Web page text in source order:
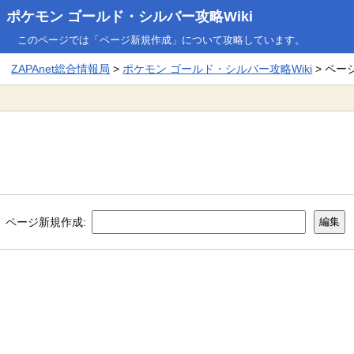
ポケモン ゴールド・シルバー攻略Wiki
このページでは「ページ新規作成」について攻略しています。
ZAPAnet総合情報局 >ポケモン ゴールド・シルバー攻略Wiki > ペー
ページ新規作成: